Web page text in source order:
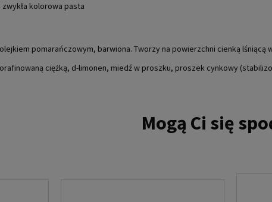
kolorowa pasta
pomarańczowym, barwiona. Tworzy na powierzchni cienką lśniącą
ciężką, d-limonen, miedź w proszku, proszek cynkowy
Mogą Ci się